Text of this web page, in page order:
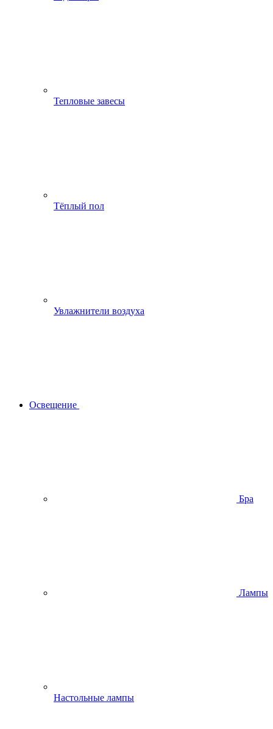
Тепловые завесы
Тёплый пол
Увлажнители воздуха
Освещение
Бра
Лампы
Настольные лампы